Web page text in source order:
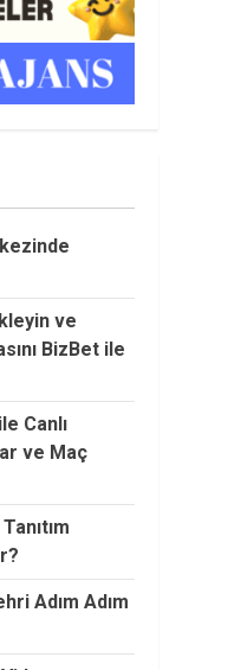
ve
BizBet ile
Canlı
ve Maç
Adım Adım